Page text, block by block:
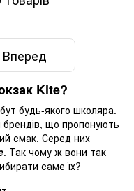
Вперед
Kite?
будь-якого школяра.
що пропонують
смак. Серед них
. Так чому ж вони так
саме їх?